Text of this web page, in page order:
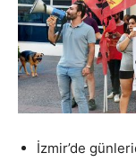
İzmir’de